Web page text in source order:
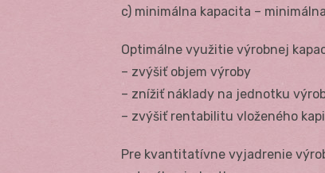
c) minimálna kapacita –
Optimálne využitie výrobnej
– zvýšiť objem výroby
– znížiť náklady na jednotku
– zvýšiť rentabilitu vloženého
Pre kvantitatívne vyjadrenie